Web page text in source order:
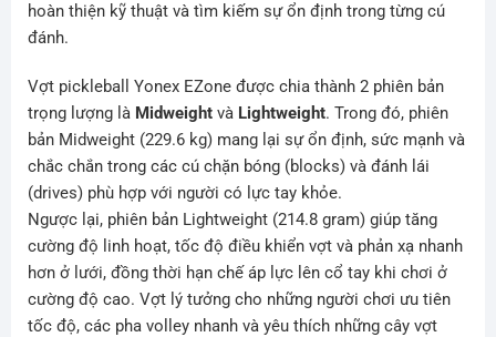
hoàn thiện kỹ thuật và tìm kiếm sự ổn định trong từng cú
đánh.
Vợt pickleball Yonex EZone được chia thành 2 phiên bản
trọng lượng là Midweightvà Lightweight. Trong đó, phiên
bản Midweight (229.6 kg) mang lại sự ổn định, sức mạnh và
chắc chắn trong các cú chặn bóng (blocks) và đánh lái
(drives) phù hợp với người có lực tay khỏe.
Ngược lại, phiên bản Lightweight (214.8 gram) giúp tăng
cường độ linh hoạt, tốc độ điều khiển vợt và phản xạ nhanh
hơn ở lưới, đồng thời hạn chế áp lực lên cổ tay khi chơi ở
cường độ cao. Vợt lý tưởng cho những người chơi ưu tiên
tốc độ, các pha volley nhanh và yêu thích những cây vợt